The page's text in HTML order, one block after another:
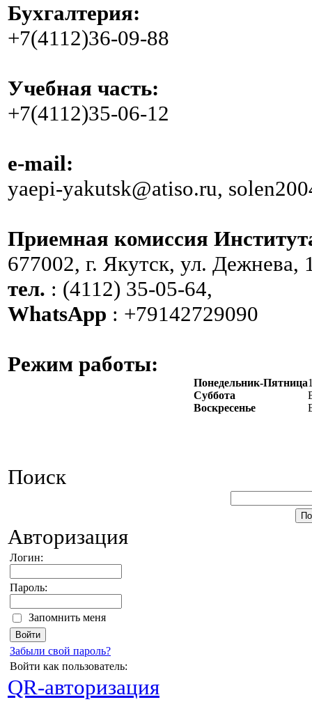
Бухгалтерия:
+7(4112)36-09-88
Учебная часть:
+7(4112)35-06-12
e-mail:
yaepi-yakutsk@atiso.ru,
Приемная комиссия
677002, г. Якутск, ул. Дежнева,
тел. : (4112) 35-05-64,
WhatsApp : +79142729090
Режим работы:
Понедельник-Пятница
Суббота
Воскресенье
Поиск
Авторизация
Логин:
Пароль:
Запомнить меня
Забыли свой пароль?
Войти как пользователь:
QR-авторизация